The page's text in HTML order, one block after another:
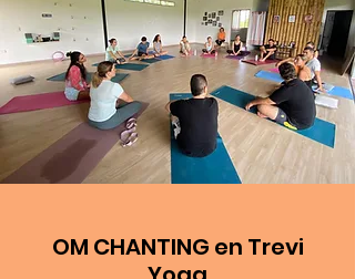
OM CHANTING en Trevi